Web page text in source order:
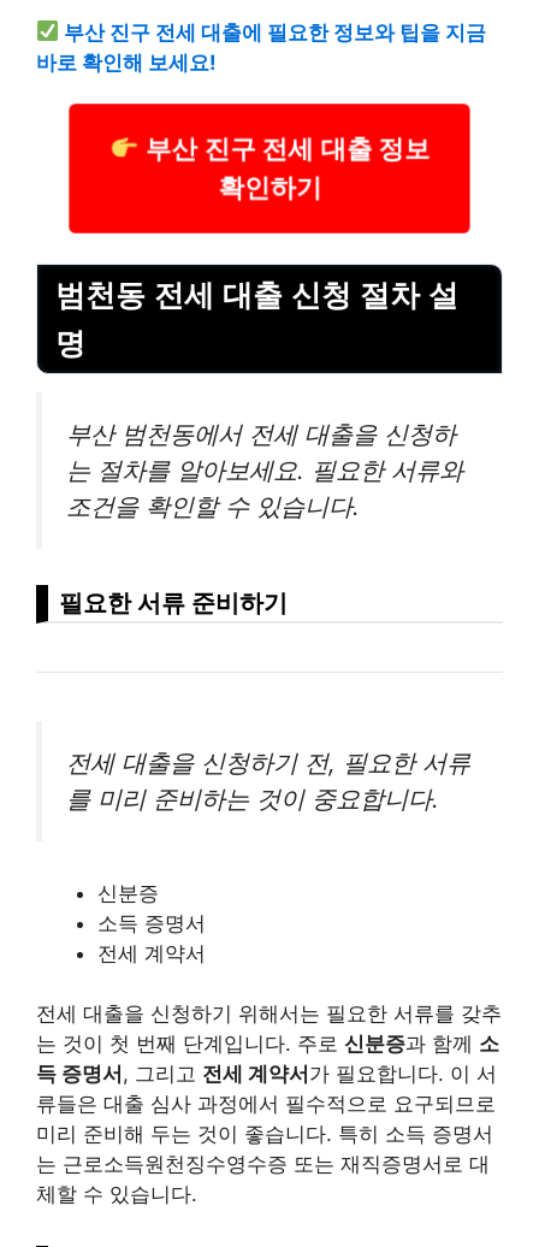
부산 진구 전세 대출에 필요한 정보와 팁을 지금
바로 확인해 보세요!
부산 진구 전세 대출 정보
확인하기
범천동 전세 대출 신청 절차 설
명
부산 범천동에서 전세 대출을 신청하
는 절차를 알아보세요. 필요한 서류와
조건을 확인할 수 있습니다.
필요한 서류 준비하기
전세 대출을 신청하기 전, 필요한 서류
를 미리 준비하는 것이 중요합니다.
신분증
소득 증명서
전세 계약서
전세 대출을 신청하기 위해서는 필요한 서류를 갖추
는 것이 첫 번째 단계입니다. 주로 신분증과 함께 소
득 증명서 , 그리고 전세 계약서 가 필요합니다. 이 서
류들은 대출 심사 과정에서 필수적으로 요구되므로
미리 준비해 두는 것이 좋습니다. 특히 소득 증명서
는 근로소득원천징수영수증 또는 재직증명서로 대
체할 수 있습니다.